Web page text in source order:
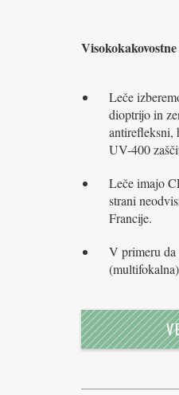
Leče
dioptrijo in
antirefleksni,
UV-400
Leče imajo
strani
Francije.
V primeru da